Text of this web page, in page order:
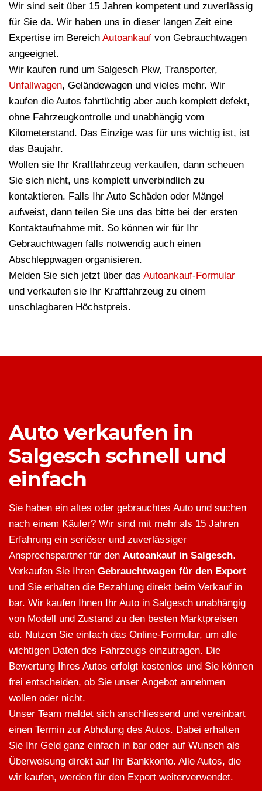
Wir sind seit über 15 Jahren kompetent und zuverlässig
für Sie da. Wir haben uns in dieser langen Zeit eine
Expertise im Bereich Autoankauf von Gebrauchtwagen
angeeignet.
Wir kaufen rund um Salgesch Pkw, Transporter,
Unfallwagen, Geländewagen und vieles mehr. Wir
kaufen die Autos fahrtüchtig aber auch komplett defekt,
ohne Fahrzeugkontrolle und unabhängig vom
Kilometerstand. Das Einzige was für uns wichtig ist, ist
das Baujahr.
Wollen sie Ihr Kraftfahrzeug verkaufen, dann scheuen
Sie sich nicht, uns komplett unverbindlich zu
kontaktieren. Falls Ihr Auto Schäden oder Mängel
aufweist, dann teilen Sie uns das bitte bei der ersten
Kontaktaufnahme mit. So können wir für Ihr
Gebrauchtwagen falls notwendig auch einen
Abschleppwagen organisieren.
Melden Sie sich jetzt über das Autoankauf-Formular
und verkaufen sie Ihr Kraftfahrzeug zu einem
unschlagbaren Höchstpreis.
Auto verkaufen in
Salgesch schnell und
einfach
Sie haben ein altes oder gebrauchtes Auto und suchen
nach einem Käufer? Wir sind mit mehr als 15 Jahren
Erfahrung ein seriöser und zuverlässiger
Ansprechspartner für den Autoankauf in Salgesch.
Verkaufen Sie Ihren Gebrauchtwagen für den Export
und Sie erhalten die Bezahlung direkt beim Verkauf in
bar. Wir kaufen Ihnen Ihr Auto in Salgesch unabhängig
von Modell und Zustand zu den besten Marktpreisen
ab. Nutzen Sie einfach das Online-Formular, um alle
wichtigen Daten des Fahrzeugs einzutragen. Die
Bewertung Ihres Autos erfolgt kostenlos und Sie können
frei entscheiden, ob Sie unser Angebot annehmen
wollen oder nicht.
Unser Team meldet sich anschliessend und vereinbart
einen Termin zur Abholung des Autos. Dabei erhalten
Sie Ihr Geld ganz einfach in bar oder auf Wunsch als
Überweisung direkt auf Ihr Bankkonto. Alle Autos, die
wir kaufen, werden für den Export weiterverwendet.